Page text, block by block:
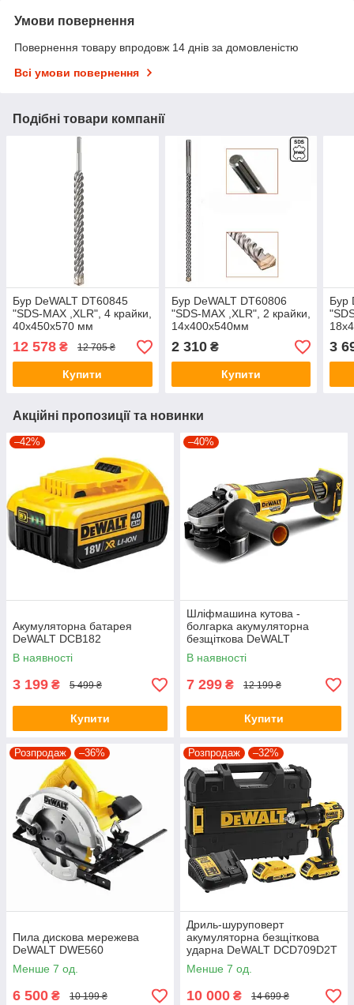
Умови повернення
Повернення товару впродовж 14 днів за домовленістю
Всі умови повернення
Подібні товари компанії
Бур DeWALT DT60845
"SDS-MAX ,XLR", 4 крайки,
40x450x570 мм
12 578 ₴ 12 705 ₴
Купити
Бур DeWALT DT60806
"SDS-MAX ,XLR", 2 крайки,
14x400x540мм
2 310₴
Купити
Бур
3
Акційні пропозиції та новинки
–42%
Акумуляторна батарея
DeWALT DCB182
В наявності
3 199 ₴ 5 499 ₴
Купити
–40%
Шліфмашина кутова -
болгарка акумуляторна
безщіткова DeWALT
DCG405N
В наявності
7 299 ₴ 12 199 ₴
Купити
Розпродаж –36%
Пила дискова мережева
DeWALT DWE560
Менше 7 од.
6 500 ₴ 10 199 ₴
Розпродаж –32%
Дриль-шуруповерт
акумуляторна безщіткова
ударна DeWALT DCD709D2T
Менше 7 од.
10 000 ₴ 14 699 ₴